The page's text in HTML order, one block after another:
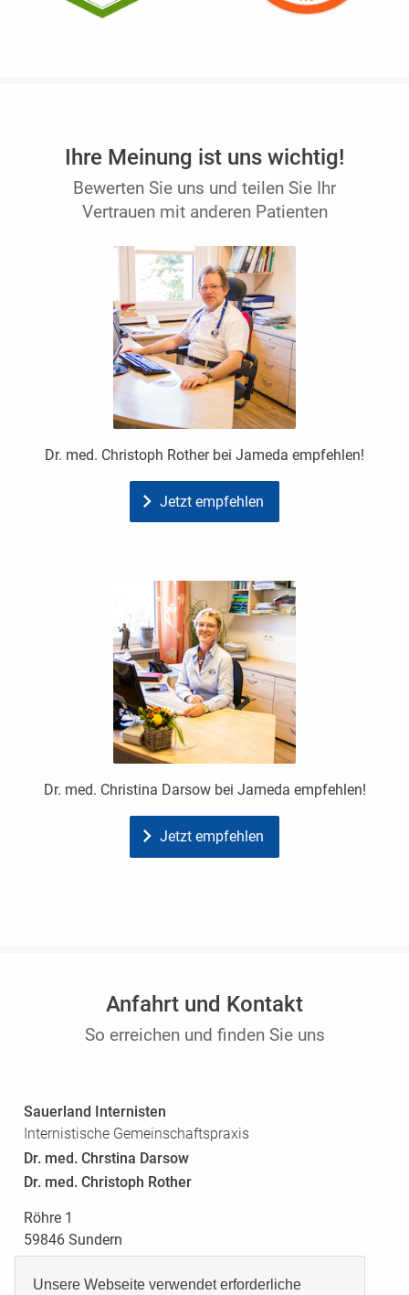
Unsere Webseite verwendet erforderliche
Ihre Meinung ist uns wichtig!
Bewerten Sie uns und teilen Sie Ihr
Vertrauen mit anderen Patienten
Dr. med. Christoph Rother bei Jameda empfehlen!
Jetzt empfehlen
Dr. med. Christina Darsow bei Jameda empfehlen!
Jetzt empfehlen
Anfahrt und Kontakt
So erreichen und finden Sie uns
Sauerland Internisten
Internistische Gemeinschaftspraxis
Dr. med. Chrstina Darsow
Dr. med. Christoph Rother
Röhre 1
59846 Sundern